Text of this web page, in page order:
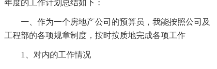
年度的工作计划总结如下：
一、作为一个房地产公司的预算员，我能按照公司及
工程部的各项规章制度，按时按质地完成各项工作
1、对内的工作情况